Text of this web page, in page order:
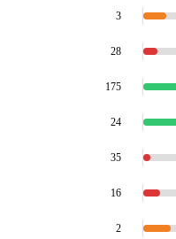
3
28
175
24
35
16
2